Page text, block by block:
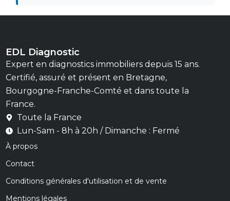
EDL Diagnostic
Expert en diagnostics immobiliers depuis 15 ans.
Certifié, assuré et présent en Bretagne,
Bourgogne-Franche-Comté et dans toute la
France.
Toute la France
Lun-Sam - 8h à 20h / Dimanche : Fermé
À propos
Contact
Conditions générales d'utilisation et de vente
Mentions légales